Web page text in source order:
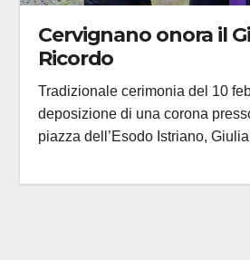
Cervignano onora il
Ricordo
Tradizionale cerimonia del 10
deposizione di una corona
piazza dell’Esodo Istriano,